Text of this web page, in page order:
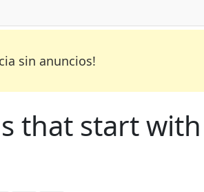
sin anuncios!
that start with